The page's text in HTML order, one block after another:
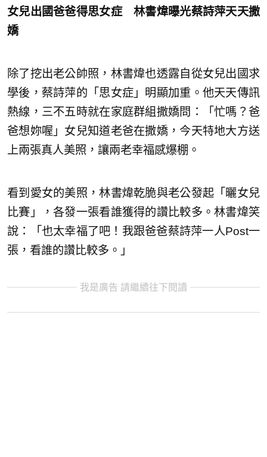
女兒出國爸爸得思女症 林書煒曝光蔡詩萍天天撒
嬌
除了挖出老公帥照，林書煒也透露自從女兒出國求
學後，蔡詩萍的「思女症」明顯加重。他天天傳訊
熱線，三不五時就在家庭群組撒嬌問：「忙嗎？爸
爸想妳喔」女兒知道老爸在撒嬌，今天特地大方送
上兩張真人美照，讓兩老幸福感爆棚。
看到愛女的美照，林書煒乾脆與老公發起「曬女兒
比賽」，各發一張看誰獲得的讚比較多。林書煒笑
說：「也太幸福了吧！我跟爸爸蔡詩萍一人Post一
張，看誰的讚比較多。」
我是廣告 請繼續往下閱讀